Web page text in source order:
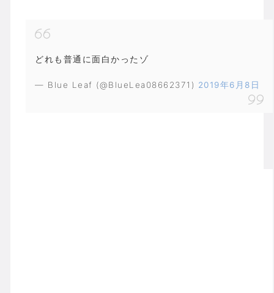
どれも普通に面白かったゾ
— Blue Leaf (@BlueLea08662371) 2019年6月8日